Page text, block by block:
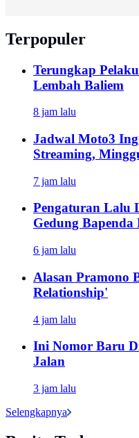
Terpopuler
Terungkap
Lembah Baliem
8 jam lalu
Jadwal Moto3
Streaming,
7 jam lalu
Pengaturan Lalu
Gedung
6 jam lalu
Alasan Pramono
Relationship'
4 jam lalu
Ini Nomor Baru
Jalan
3 jam lalu
Selengkapnya